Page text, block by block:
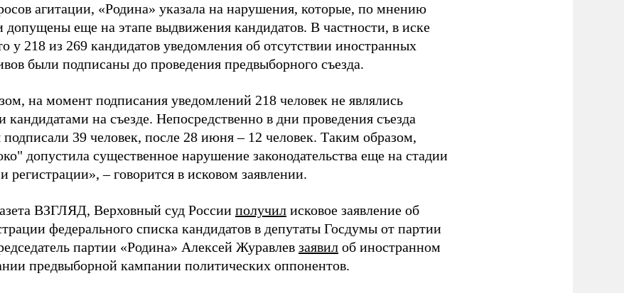
агитации, «Родина» указала на нарушения, которые, по мнению
допущены еще на этапе выдвижения кандидатов. В частности, в иске
у 218 из 269 кандидатов уведомления об отсутствии иностранных
были подписаны до проведения предвыборного съезда.
на момент подписания уведомлений 218 человек не являлись
на съезде. Непосредственно в дни проведения съезда
39 человек, после 28 июня – 12 человек. Таким образом,
допустила существенное нарушение законодательства еще на стадии
регистрации», – говорится в исковом заявлении.
ВЗГЛЯД, Верховный суд России получил исковое заявление об
федерального списка кандидатов в депутаты Госдумы от партии
партии «Родина» Алексей Журавлев заявил об иностранном
предвыборной кампании политических оппонентов.